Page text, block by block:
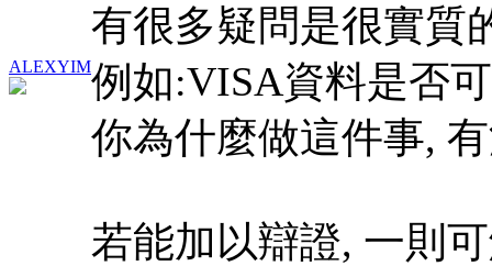
ALEXYIM
有很多疑問是很實質
例如:VISA資料是否
你為什麼做這件事,
若能加以辯證, 一則